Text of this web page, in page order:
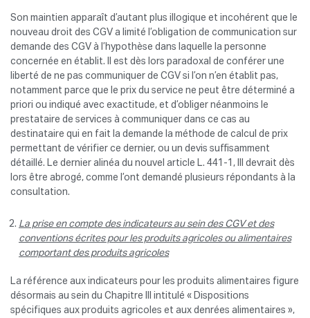
Son maintien apparaît d’autant plus illogique et incohérent que le
nouveau droit des CGV a limité l’obligation de communication sur
demande des CGV à l’hypothèse dans laquelle la personne
concernée en établit. Il est dès lors paradoxal de conférer une
liberté de ne pas communiquer de CGV si l’on n’en établit pas,
notamment parce que le prix du service ne peut être déterminé a
priori ou indiqué avec exactitude, et d’obliger néanmoins le
prestataire de services à communiquer dans ce cas au
destinataire qui en fait la demande la méthode de calcul de prix
permettant de vérifier ce dernier, ou un devis suffisamment
détaillé. Le dernier alinéa du nouvel article L. 441-1, III devrait dès
lors être abrogé, comme l’ont demandé plusieurs répondants à la
consultation.
La prise en compte des indicateurs au sein des CGV et des
conventions écrites pour les produits agricoles ou alimentaires
comportant des produits agricoles
La référence aux indicateurs pour les produits alimentaires figure
désormais au sein du Chapitre III intitulé « Dispositions
spécifiques aux produits agricoles et aux denrées alimentaires »,